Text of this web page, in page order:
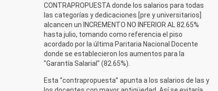
CONTRAPROPUESTA donde los salarios para todas
las categorías y dedicaciones [pre y universitarios]
alcancen un INCREMENTO NO INFERIOR AL 82.65%
hasta julio, tomando como referencia el piso
acordado por la última Paritaria Nacional Docente
donde se establecieron los aumentos para la
"Garantía Salarial" (82.65%).
Esta “contrapropuesta” apunta a los salarios de las y